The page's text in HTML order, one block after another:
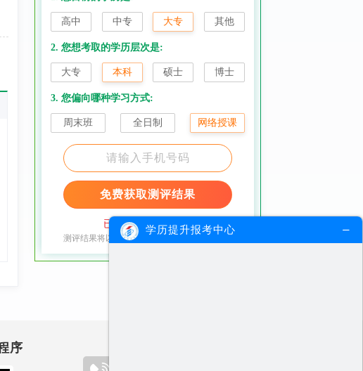
高中 中专 大专 其他
2. 您想考取的学历层次是:
大专 本科 硕士 博士
3. 您偏向哪种学习方式:
周末班 全日制 网络授课
免费获取测评结果
已加密，请放心填写
测评结果将以短信形式发送至您的手机请查收
序
学历提升报考中心